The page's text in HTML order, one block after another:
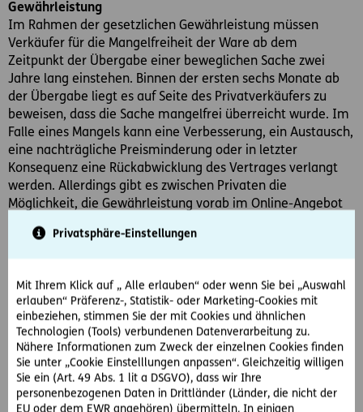
Privatsphäre-Einstellungen
Mit Ihrem Klick auf „ Alle erlauben“ oder wenn Sie bei „Auswahl
erlauben“ Präferenz-, Statistik- oder Marketing-Cookies mit
einbeziehen, stimmen Sie der mit Cookies und ähnlichen
Technologien (Tools) verbundenen Datenverarbeitung zu.
Nähere Informationen zum Zweck der einzelnen Cookies finden
Sie unter „Cookie Einstelllungen anpassen“. Gleichzeitig willigen
Sie ein (Art. 49 Abs. 1 lit a DSGVO), dass wir Ihre
personenbezogenen Daten in Drittländer (Länder, die nicht der
EU oder dem EWR angehören) übermitteln. In einigen
Gewährleistung
Im Rahmen der gesetzlichen Gewährleistung müssen
Verkäufer für die Mangelfreiheit der Ware ab dem
Zeitpunkt der Übergabe einer beweglichen Sache zwei
Jahre lang einstehen. Binnen der ersten sechs Monate ab
der Übergabe liegt es auf Seite des Privatverkäufers zu
beweisen, dass die Sache mangelfrei überreicht wurde. Im
Falle eines Mangels kann eine Verbesserung, ein Austausch,
eine nachträgliche Preisminderung oder in letzter
Konsequenz eine Rückabwicklung des Vertrages verlangt
werden. Allerdings gibt es zwischen Privaten die
Möglichkeit, die Gewährleistung vorab im Online-Angebot
zugesicherte Eigenschaften müssen Verkäufer trotz des
Ausschlusses einstehen. Doch was versteht man eigentlich
Abweichung der Ist- von der vertraglich geregelten Soll-
Beschaffenheit einer Sache; beispielsweise in Bezug auf die
gelieferte Menge, die Art der Sache, auf fehlerhafte Waren
oder auf einen Mangel aufgrund von falschen
Werbeversprechen.
Originalrechnung